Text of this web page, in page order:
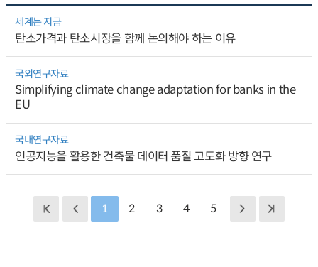
세계는 지금
탄소가격과 탄소시장을 함께 논의해야 하는 이유
국외연구자료
Simplifying climate change adaptation for banks in the
EU
국내연구자료
인공지능을 활용한 건축물 데이터 품질 고도화 방향 연구
1 2 3 4 5